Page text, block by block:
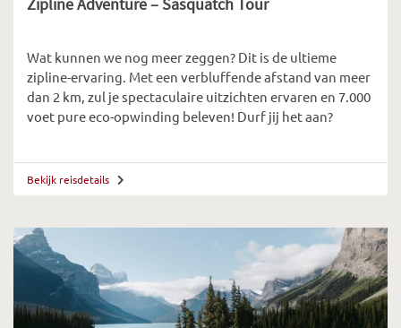
Wat kunnen we nog meer zeggen? Dit is de ultieme
zipline-ervaring. Met een verbluffende afstand van meer
dan 2 km, zul je spectaculaire uitzichten ervaren en 7.000
voet pure eco-opwinding beleven! Durf jij het aan?
Bekijk reisdetails